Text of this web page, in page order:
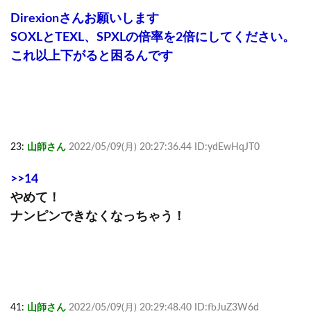
Direxionさんお願いします
SOXLとTEXL、SPXLの倍率を2倍にしてください。
これ以上下がると困るんです
23: 山師さん 2022/05/09(月) 20:27:36.44 ID:ydEwHqJT0
>>14
やめて！
ナンピンできなくなっちゃう！
41: 山師さん 2022/05/09(月) 20:29:48.40 ID:fbJuZ3W6d